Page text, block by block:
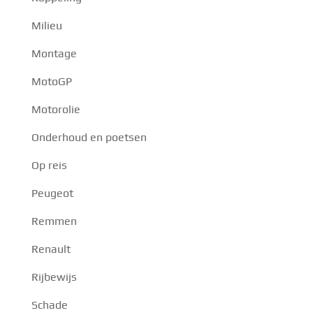
Milieu
Montage
MotoGP
Motorolie
Onderhoud en poetsen
Op reis
Peugeot
Remmen
Renault
Rijbewijs
Schade